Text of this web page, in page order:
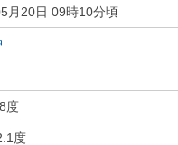
月20日 09時10分頃
度
度